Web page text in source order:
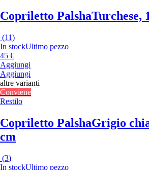
Copriletto PalshaTurchese,
(11)
In stockUltimo pezzo
45 €
Aggiungi
Aggiungi
altre varianti
Conviene
Restilo
Copriletto PalshaGrigio
cm
(3)
In stockUltimo pezzo